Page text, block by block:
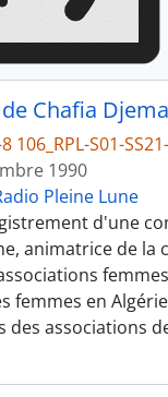
106_RPL-S01-
1990
Pleine Lune
d'une
animatrice de la
femmes en
des associations